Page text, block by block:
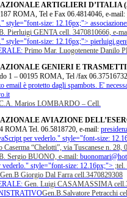
ARTIGLIERI D’ITALIA
ROMA, Tel e Fax 06.4814046, e-mail:
" style="font-size: 12.16px;">
Pierluigi GENTA cell. 3470810666, e-
" style="font-size: 12.16px;">
Primo Mar. Luogotenente Danilo
GENIERI E
1 – 00195 ROMA, Tel /fax
email è protetto dagli spambots. E'
Marios LOMBARDO – Cell.
AVIAZIONE
ROMA Tel. 06.5818720, e-mail:
per vederlo." style="font-size:
Caserma “Chelotti”, via Tuscanese n. 28,
Sergio BUONO, e-mail:
vederlo." style="font-size: 12.16px;">
Gen.B Giorgio Dal Farra cell.3470829308
Gen. Luigi CASAMASSIMA
Gen.B.Salvatore Petracchi